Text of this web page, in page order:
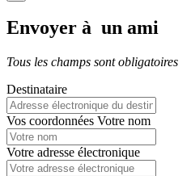
Envoyer à un ami
Tous les champs sont obligatoires
Destinataire
Vos coordonnées Votre nom
Votre adresse électronique